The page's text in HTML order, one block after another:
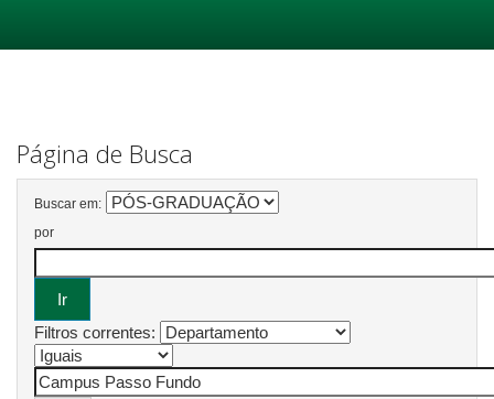
Página de Busca
Buscar em:
por
Filtros correntes: